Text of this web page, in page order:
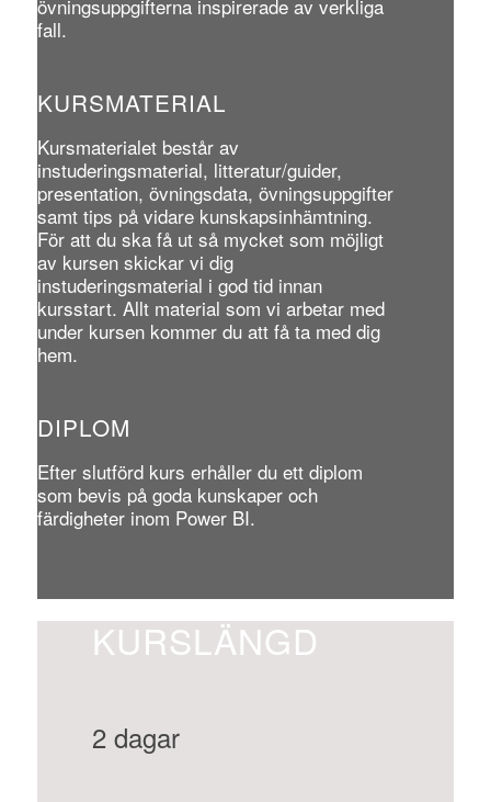
övningsuppgifterna inspirerade av verkliga
fall.
KURSMATERIAL
Kursmaterialet består av
instuderingsmaterial, litteratur/guider,
presentation, övningsdata, övningsuppgifter
samt tips på vidare kunskapsinhämtning.
För att du ska få ut så mycket som möjligt
av kursen skickar vi dig
instuderingsmaterial i god tid innan
kursstart. Allt material som vi arbetar med
under kursen kommer du att få ta med dig
hem.
DIPLOM
Efter slutförd kurs erhåller du ett diplom
som bevis på goda kunskaper och
färdigheter inom Power BI.
KURSLÄNGD
2 dagar